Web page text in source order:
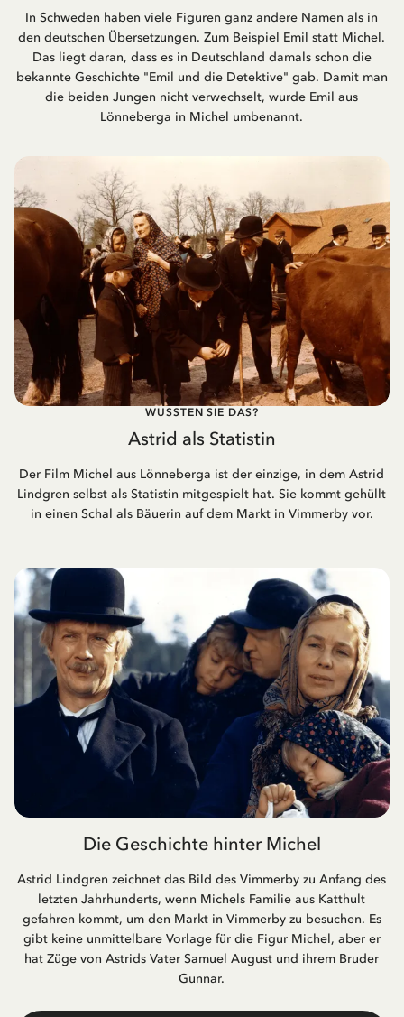
In Schweden haben viele Figuren ganz andere Namen als in
den deutschen Übersetzungen. Zum Beispiel Emil statt Michel.
Das liegt daran, dass es in Deutschland damals schon die
bekannte Geschichte "Emil und die Detektive" gab. Damit man
die beiden Jungen nicht verwechselt, wurde Emil aus
Lönneberga in Michel umbenannt.
WUSSTEN SIE DAS?
Astrid als Statistin
Der Film Michel aus Lönneberga ist der einzige, in dem Astrid
Lindgren selbst als Statistin mitgespielt hat. Sie kommt gehüllt
in einen Schal als Bäuerin auf dem Markt in Vimmerby vor.
Die Geschichte hinter Michel
Astrid Lindgren zeichnet das Bild des Vimmerby zu Anfang des
letzten Jahrhunderts, wenn Michels Familie aus Katthult
gefahren kommt, um den Markt in Vimmerby zu besuchen. Es
gibt keine unmittelbare Vorlage für die Figur Michel, aber er
hat Züge von Astrids Vater Samuel August und ihrem Bruder
Gunnar.